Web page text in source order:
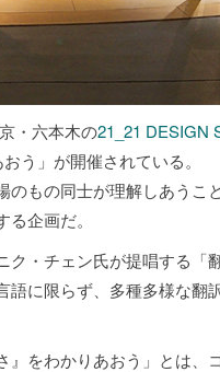
・六本木の21_21 DESIGN
う」が開催されている。
もの同士が理解しあうこ
企画だ。
・チェン氏が提唱する「
に限らず、多種多様な翻
をわかりあおう」とは、